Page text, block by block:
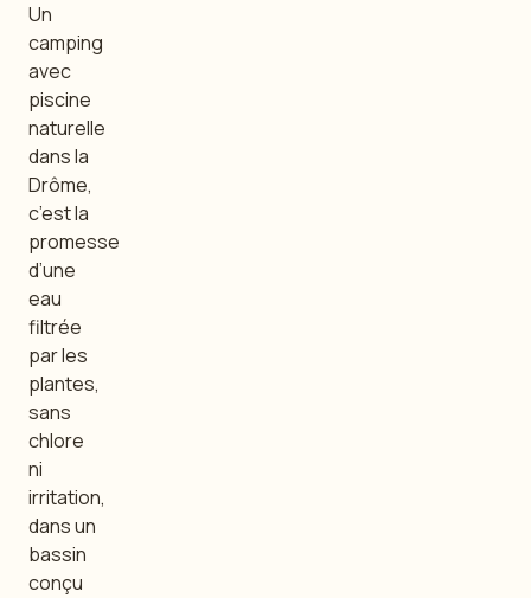
Un
camping
avec
piscine
naturelle
dans la
Drôme,
c’est la
promesse
d’une
eau
filtrée
par les
plantes,
sans
chlore
ni
irritation,
dans un
bassin
conçu